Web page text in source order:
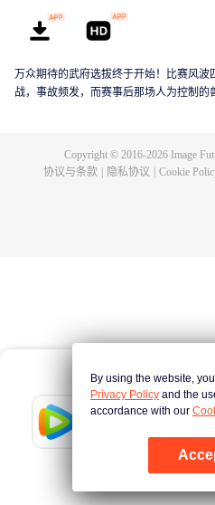
Tencent Video
万众期待的武府选拔终于开始！比赛风
战，事故频发，而赛事后那场人为控制
Copyright © 2016-2026Image
协议与条款
隐私协议 Cookie
By using the website,
Privacy Policy and the
accordance with our